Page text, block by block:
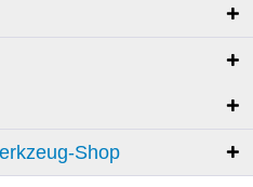
Shop